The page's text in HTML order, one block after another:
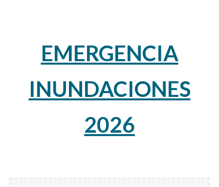
EMERGENCIA
INUNDACIONES
2026